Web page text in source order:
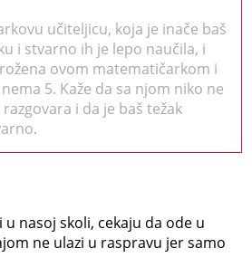
učiteljicu, koja je inače baš
i stvarno ih je lepo naučila, i
ovom matematičarkom i
5. Kaže da sa njom niko ne
i da je baš težak
u nasoj skoli, cekaju da ode u
ne ulazi u raspravu jer samo